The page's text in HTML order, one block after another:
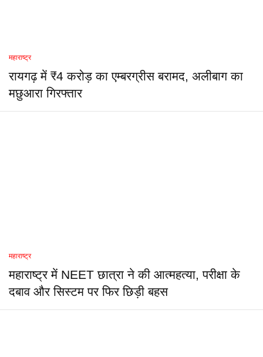
महाराष्ट्र
रायगढ़ में ₹4 करोड़ का एम्बरग्रीस बरामद, अलीबाग का
मछुआरा गिरफ्तार
महाराष्ट्र
महाराष्ट्र में NEET छात्रा ने की आत्महत्या, परीक्षा के
दबाव और सिस्टम पर फिर छिड़ी बहस